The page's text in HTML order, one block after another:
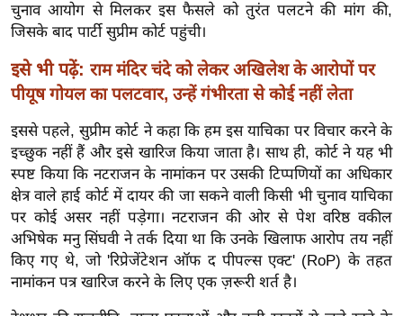
त
ऑ
टो
व
न्यू
ज
ब्री
फ
म
नो
रं
चुनाव आयोग से मिलकर इस फैसले को तुरंत पलटने की मांग की,
जिसके बाद पार्टी सुप्रीम कोर्ट पहुंची।
इसे भी पढ़ें: राम मंदिर चंदे को लेकर अखिलेश के आरोपों पर
पीयूष गोयल का पलटवार, उन्हें गंभीरता से कोई नहीं लेता
इससे पहले, सुप्रीम कोर्ट ने कहा कि हम इस याचिका पर विचार करने के
इच्छुक नहीं हैं और इसे खारिज किया जाता है। साथ ही, कोर्ट ने यह भी
स्पष्ट किया कि नटराजन के नामांकन पर उसकी टिप्पणियों का अधिकार
क्षेत्र वाले हाई कोर्ट में दायर की जा सकने वाली किसी भी चुनाव याचिका
पर कोई असर नहीं पड़ेगा। नटराजन की ओर से पेश वरिष्ठ वकील
अभिषेक मनु सिंघवी ने तर्क दिया था कि उनके खिलाफ आरोप तय नहीं
किए गए थे, जो 'रिप्रेजेंटेशन ऑफ द पीपल्स एक्ट' (RoP) के तहत
नामांकन पत्र खारिज करने के लिए एक ज़रूरी शर्त है।